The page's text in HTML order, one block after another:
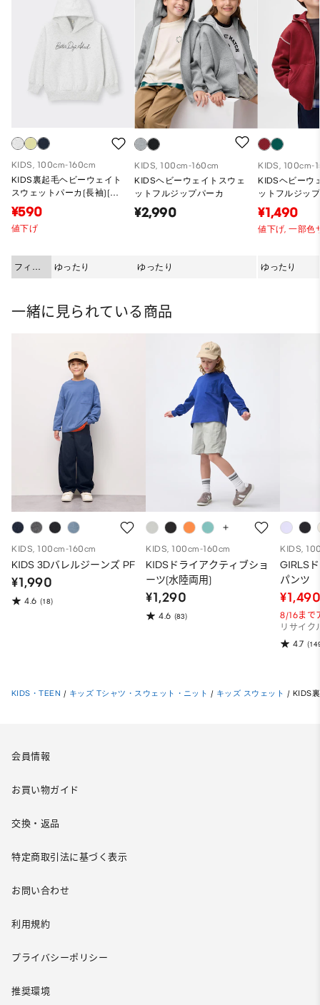
KIDS, 100cm-160cm
KIDS裏起毛ヘビーウェイト
スウェットパーカ(長袖)(ロ
ゴ2)
¥590
値下げ
フィッ
ト
ゆったり
KIDS, 100cm-160cm
KIDSヘビーウェイトスウェ
ットフルジップパーカ
¥2,990
ゆったり
KIDS, 100cm-
KIDSヘビーウ
ットフルジッ
¥1,490
値下げ,一部色
ゆったり
一緒に見られている商品
KIDS, 100cm-160cm
KIDS 3Dバレルジーンズ PF
¥1,990
4.6 (18)
KIDS, 100cm-160cm
KIDSドライアクティブショ
ーツ(水陸両用)
¥1,290
4.6 (83)
KIDS,
GIRLS
パンツ
8/16まで
リサイク
4.7
KIDS・TEEN / キッズ Tシャツ・スウェット・ニット / キッズ スウェット / KIDS
会員情報
お買い物ガイド
交換・返品
特定商取引法に基づく表示
お問い合わせ
利用規約
プライバシーポリシー
推奨環境